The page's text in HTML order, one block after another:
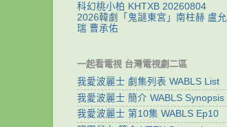
科幻桃小柏 KHTXB 20260804
2026韓劇「鬼謎東宮」南柱赫 盧允
瑞 曹承佑
一起看電視 台灣電視劇二區
我愛波麗士 劇集列表 WABLS List
我愛波麗士 簡介 WABLS Synopsis
我愛波麗士 第10集 WABLS Ep10